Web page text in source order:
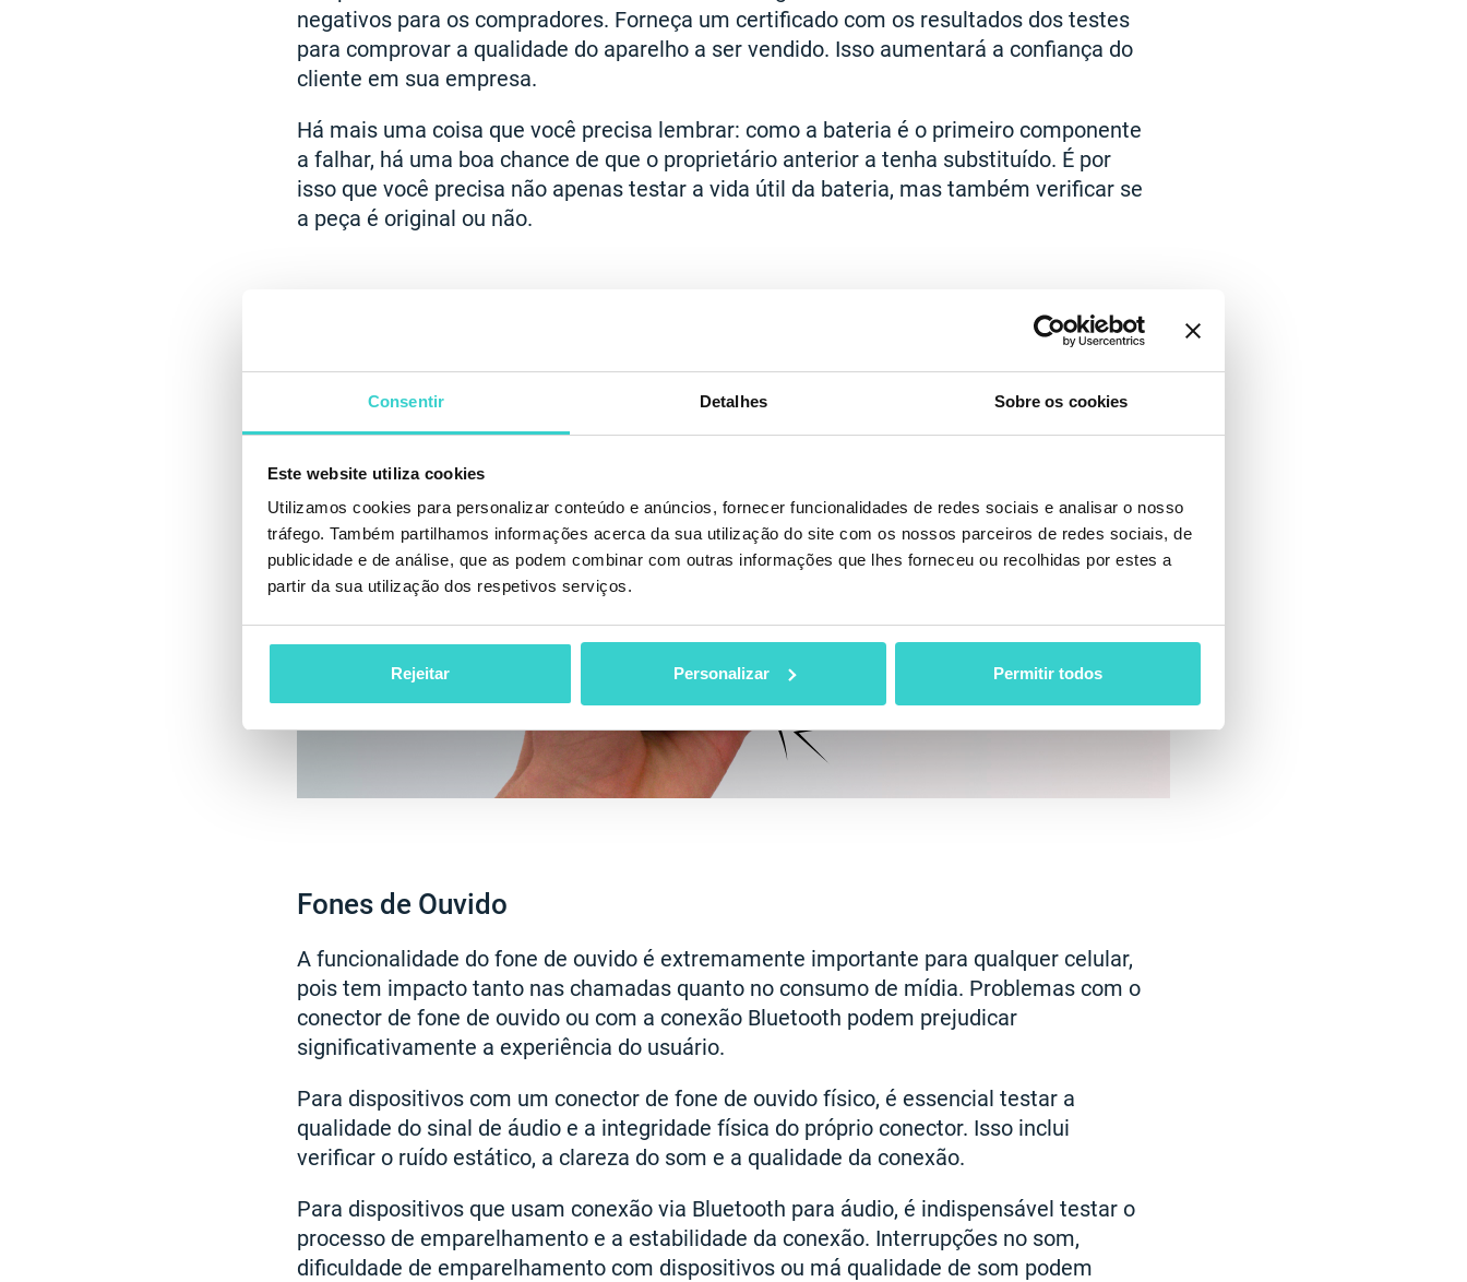
Consentir Detalhes Sobre os cookies
Este website utiliza cookies
Utilizamos cookies para personalizar conteúdo e anúncios, fornecer funcionalidades de redes sociais e analisar o nosso
tráfego. Também partilhamos informações acerca da sua utilização do site com os nossos parceiros de redes sociais, de
publicidade e de análise, que as podem combinar com outras informações que lhes forneceu ou recolhidas por estes a
partir da sua utilização dos respetivos serviços.
Rejeitar Personalizar Permitir todos
negativos para os compradores. Forneça um certificado com os resultados dos testes
para comprovar a qualidade do aparelho a ser vendido. Isso aumentará a confiança do
cliente em sua empresa.
Há mais uma coisa que você precisa lembrar: como a bateria é o primeiro componente
a falhar, há uma boa chance de que o proprietário anterior a tenha substituído. É por
isso que você precisa não apenas testar a vida útil da bateria, mas também verificar se
a peça é original ou não.
Fones de Ouvido
A funcionalidade do fone de ouvido é extremamente importante para qualquer celular,
pois tem impacto tanto nas chamadas quanto no consumo de mídia. Problemas com o
conector de fone de ouvido ou com a conexão Bluetooth podem prejudicar
significativamente a experiência do usuário.
Para dispositivos com um conector de fone de ouvido físico, é essencial testar a
qualidade do sinal de áudio e a integridade física do próprio conector. Isso inclui
verificar o ruído estático, a clareza do som e a qualidade da conexão.
Para dispositivos que usam conexão via Bluetooth para áudio, é indispensável testar o
processo de emparelhamento e a estabilidade da conexão. Interrupções no som,
dificuldade de emparelhamento com dispositivos ou má qualidade de som podem